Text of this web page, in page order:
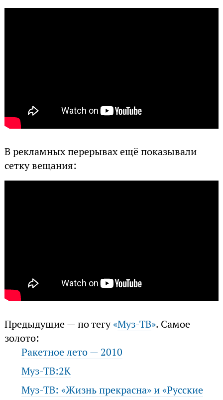
В рекламных перерывах ещё показывали
сетку вещания:
Предыдущие — по тегу«Муз-ТВ». Самое
золото:
Ракетное лето — 2010
Муз-ТВ:2К
Муз-ТВ: «Жизнь прекрасна» и «Русские